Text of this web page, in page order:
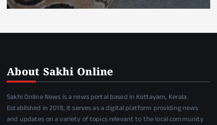
About Sakhi Online
Sakhi Online News is a news portal based in Kottayam, Kerala.
Established in 2018, it serves as a digital platform providing news
and updates on a variety of topics relevant to the local community